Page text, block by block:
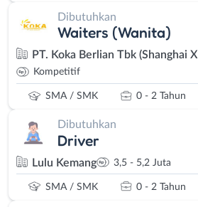
Dibutuhkan
Waiters (Wanita)
PT. Koka Berlian Tbk (Shanghai
Kompetitif
SMA / SMK 0 - 2 Tahun
Dibutuhkan
Driver
Lulu Kemang 3,5 - 5,2 Juta
SMA / SMK 0 - 2 Tahun